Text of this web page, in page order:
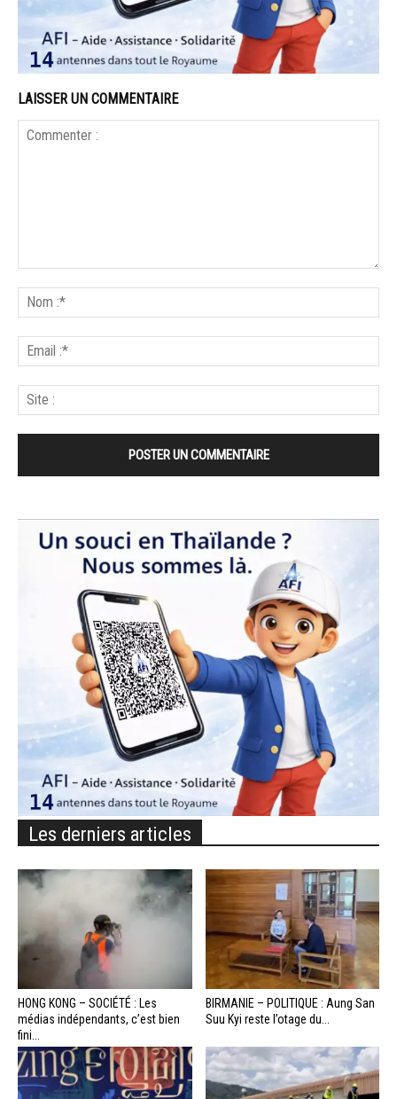
LAISSER UN COMMENTAIRE
Les derniers articles
HONG KONG – SOCIÉTÉ : Les
médias indépendants, c’est bien
fini...
BIRMANIE – POLITIQUE : Aung San
Suu Kyi reste l’otage du...